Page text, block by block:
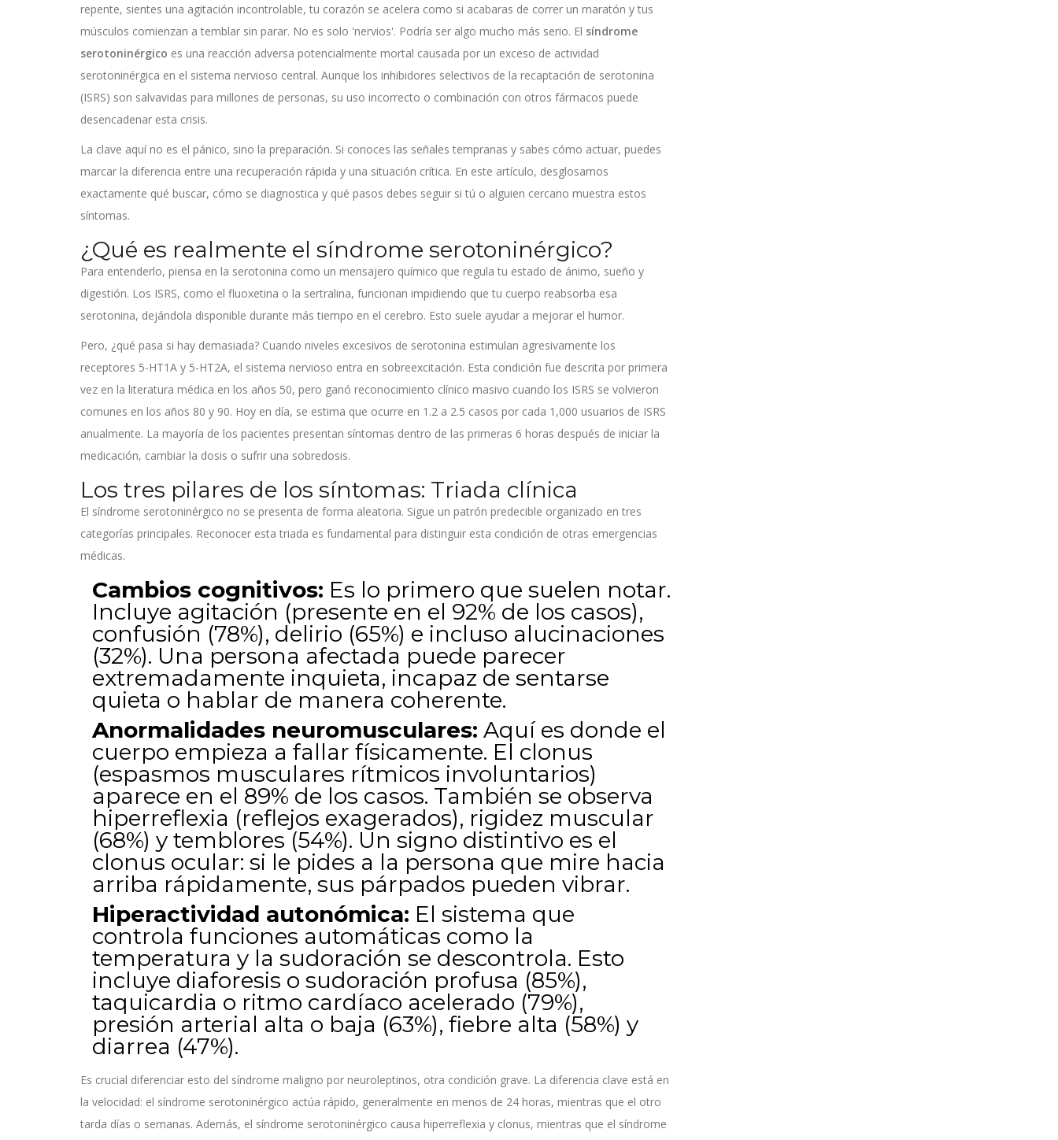
repente, sientes una agitación incontrolable, tu corazón se acelera como si acabaras de correr un maratón y tus
músculos comienzan a temblar sin parar. No es solo 'nervios'. Podría ser algo mucho más serio. El síndrome
serotoninérgico es una reacción adversa potencialmente mortal causada por un exceso de actividad
serotoninérgica en el sistema nervioso central. Aunque los inhibidores selectivos de la recaptación de serotonina
(ISRS) son salvavidas para millones de personas, su uso incorrecto o combinación con otros fármacos puede
desencadenar esta crisis.
La clave aquí no es el pánico, sino la preparación. Si conoces las señales tempranas y sabes cómo actuar, puedes
marcar la diferencia entre una recuperación rápida y una situación crítica. En este artículo, desglosamos
exactamente qué buscar, cómo se diagnostica y qué pasos debes seguir si tú o alguien cercano muestra estos
síntomas.
¿Qué es realmente el síndrome serotoninérgico?
Para entenderlo, piensa en la serotonina como un mensajero químico que regula tu estado de ánimo, sueño y
digestión. Los ISRS, como el fluoxetina o la sertralina, funcionan impidiendo que tu cuerpo reabsorba esa
serotonina, dejándola disponible durante más tiempo en el cerebro. Esto suele ayudar a mejorar el humor.
Pero, ¿qué pasa si hay demasiada? Cuando niveles excesivos de serotonina estimulan agresivamente los
receptores 5-HT1A y 5-HT2A, el sistema nervioso entra en sobreexcitación. Esta condición fue descrita por primera
vez en la literatura médica en los años 50, pero ganó reconocimiento clínico masivo cuando los ISRS se volvieron
comunes en los años 80 y 90. Hoy en día, se estima que ocurre en 1.2 a 2.5 casos por cada 1,000 usuarios de ISRS
anualmente. La mayoría de los pacientes presentan síntomas dentro de las primeras 6 horas después de iniciar la
medicación, cambiar la dosis o sufrir una sobredosis.
Los tres pilares de los síntomas: Triada clínica
El síndrome serotoninérgico no se presenta de forma aleatoria. Sigue un patrón predecible organizado en tres
categorías principales. Reconocer esta triada es fundamental para distinguir esta condición de otras emergencias
médicas.
Cambios cognitivos: Es lo primero que suelen notar.
Incluye agitación (presente en el 92% de los casos),
confusión (78%), delirio (65%) e incluso alucinaciones
(32%). Una persona afectada puede parecer
extremadamente inquieta, incapaz de sentarse
quieta o hablar de manera coherente.
Anormalidades neuromusculares: Aquí es donde el
cuerpo empieza a fallar físicamente. El clonus
(espasmos musculares rítmicos involuntarios)
aparece en el 89% de los casos. También se observa
hiperreflexia (reflejos exagerados), rigidez muscular
(68%) y temblores (54%). Un signo distintivo es el
clonus ocular: si le pides a la persona que mire hacia
arriba rápidamente, sus párpados pueden vibrar.
Hiperactividad autonómica: El sistema que
controla funciones automáticas como la
temperatura y la sudoración se descontrola. Esto
incluye diaforesis o sudoración profusa (85%),
taquicardia o ritmo cardíaco acelerado (79%),
presión arterial alta o baja (63%), fiebre alta (58%) y
diarrea (47%).
Es crucial diferenciar esto del síndrome maligno por neuroleptinos, otra condición grave. La diferencia clave está en
la velocidad: el síndrome serotoninérgico actúa rápido, generalmente en menos de 24 horas, mientras que el otro
tarda días o semanas. Además, el síndrome serotoninérgico causa hiperreflexia y clonus, mientras que el síndrome